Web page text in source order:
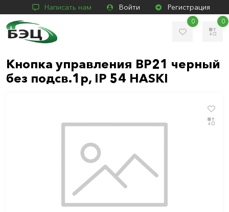
Написать нам Войти Регистрация
0 0
Кнопка управления BP21 черный
без подсв.1р, IP 54 HASKI